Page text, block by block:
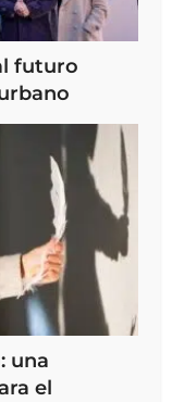
futuro
una
el